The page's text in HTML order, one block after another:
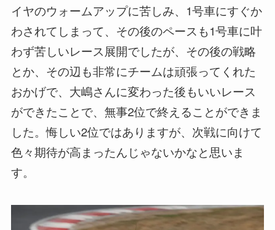
イヤのウォームアップに苦しみ、1号車にすぐか
わされてしまって、その後のペースも1号車に叶
わず苦しいレース展開でしたが、その後の戦略
とか、その辺も非常にチームは頑張ってくれた
おかげで、大嶋さんに変わった後もいいレース
ができたことで、無事2位で終えることができま
した。悔しい2位ではありますが、次戦に向けて
色々期待が高まったんじゃないかなと思いま
す。